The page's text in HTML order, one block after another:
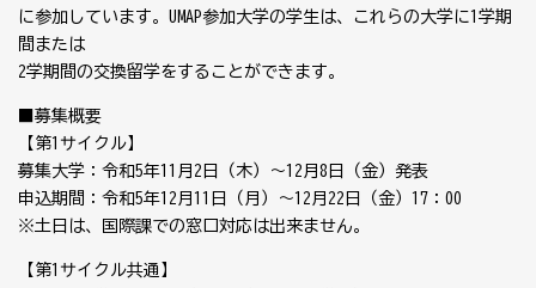
に参加しています。UMAP参加大学の学生は、これらの大学に1学期
間または
2学期間の交換留学をすることができます。
■募集概要
【第1サイクル】
募集大学：令和5年11月2日（木）～12月8日（金）発表
申込期間：令和5年12月11日（月）～12月22日（金）17：00
※土日は、国際課での窓口対応は出来ません。
【第1サイクル共通】